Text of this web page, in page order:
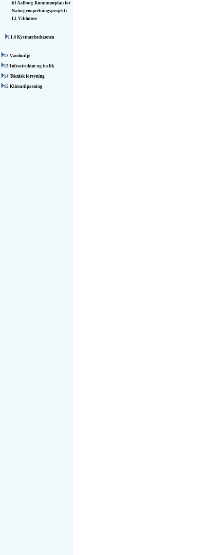
til Aalborg Kommuneplan for
Naturgenopretnings­projekt i
Ll. Vildmose
11.4 Kystnærhedszonen
12 Vandmiljø
13 Infrastruktur og trafik
14 Teknisk forsyning
15 Klimatilpasning